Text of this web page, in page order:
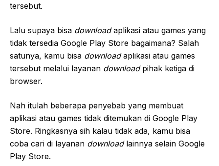
tersebut.
Lalu supaya bisa downloadaplikasi atau games yang
tidak tersedia Google Play Store bagaimana? Salah
satunya, kamu bisa downloadaplikasi atau games
tersebut melalui layanan downloadpihak ketiga di
browser.
Nah itulah beberapa penyebab yang membuat
aplikasi atau games tidak ditemukan di Google Play
Store. Ringkasnya sih kalau tidak ada, kamu bisa
coba cari di layanan downloadlainnya selain Google
Play Store.